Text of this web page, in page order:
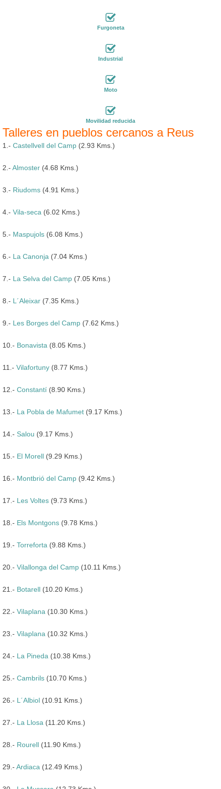
Furgoneta
Industrial
Moto
Movilidad reducida
Talleres en pueblos cercanos a Reus
1.- Castellvell del Camp (2.93 Kms.)
2.- Almoster (4.68 Kms.)
3.- Riudoms (4.91 Kms.)
4.- Vila-seca (6.02 Kms.)
5.- Maspujols (6.08 Kms.)
6.- La Canonja (7.04 Kms.)
7.- La Selva del Camp (7.05 Kms.)
8.- L´Aleixar (7.35 Kms.)
9.- Les Borges del Camp (7.62 Kms.)
10.- Bonavista (8.05 Kms.)
11.- Vilafortuny (8.77 Kms.)
12.- Constantí (8.90 Kms.)
13.- La Pobla de Mafumet (9.17 Kms.)
14.- Salou (9.17 Kms.)
15.- El Morell (9.29 Kms.)
16.- Montbrió del Camp (9.42 Kms.)
17.- Les Voltes (9.73 Kms.)
18.- Els Montgons (9.78 Kms.)
19.- Torreforta (9.88 Kms.)
20.- Vilallonga del Camp (10.11 Kms.)
21.- Botarell (10.20 Kms.)
22.- Vilaplana (10.30 Kms.)
23.- Vilaplana (10.32 Kms.)
24.- La Pineda (10.38 Kms.)
25.- Cambrils (10.70 Kms.)
26.- L´Albiol (10.91 Kms.)
27.- La Llosa (11.20 Kms.)
28.- Rourell (11.90 Kms.)
29.- Ardiaca (12.49 Kms.)